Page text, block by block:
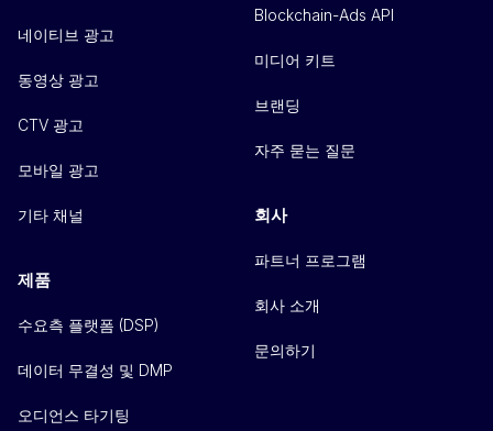
네이티브 광고
동영상 광고
CTV 광고
모바일 광고
기타 채널
제품
수요측 플랫폼 (DSP)
데이터 무결성 및 DMP
오디언스 타기팅
Blockchain-Ads API
미디어 키트
브랜딩
자주 묻는 질문
회사
파트너 프로그램
회사 소개
문의하기